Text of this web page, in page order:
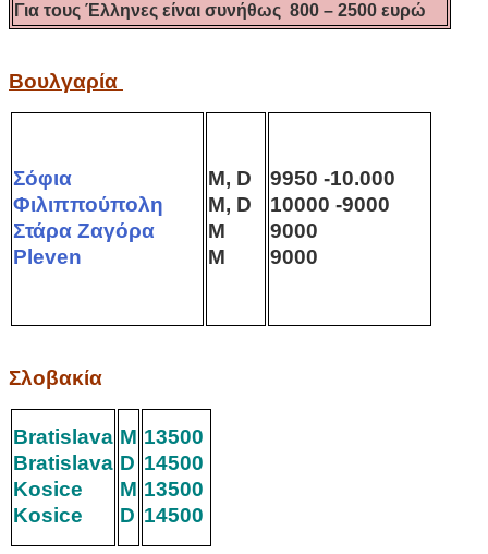
Για τους Έλληνες είναι συνήθως 800 – 2500 ευρώ
Βουλγαρία
Σόφια
Φιλιππούπολη
Στάρα Ζαγόρα
Pleven
M, D
M, D
M
M
9950 -10.000
10000 -9000
9000
9000
Σλοβακία
Bratislava
Bratislava
Kosice
Kosice
M
D
M
D
13500
14500
13500
14500